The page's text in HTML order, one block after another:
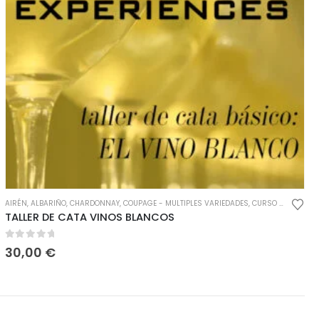
- VIURA,MALVASÍA,MATURANA,MAZUELO MENCÍA,MERLOT,MONASTRELL, MOSCATEL
DE 30€ A 60€,ESPAÑA,GODELLO,MACABEO - VIURA,MALVASÍA,MOSCATEL,PARELLADA
AIRÉN, ALBARIÑO, CHARDONNAY, COUPAGE - MULTIPLES VARIEDADES, CURSO DE CATA
TALLER DE CATA VINOS BLANCOS
0 out of 5
30,00 €